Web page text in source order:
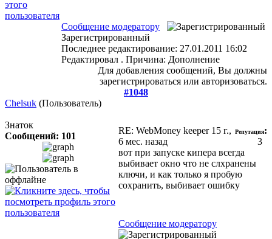
Сообщение модератору
Зарегистрированный
Последнее редактирование: 27.01.2011 16:02
Редактировал . Причина: Дополнение
Для добавления сообщений, Вы должны
зарегистрироваться или авторизоваться.
#1048
Chelsuk (Пользователь)
Знаток
Сообщений: 101
RE: WebMoney keeper 15 г.,
6 мес. назад
Репутация:
3
вот при запуске кипера всегда
выбивает окно что не слхранены
ключи, и как только я пробую
сохранить, выбивает ошибку
Сообщение модератору